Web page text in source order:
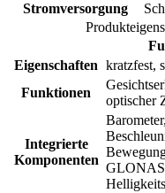
Stromversorgung
Eigenschaften kratzfest,
Funktionen
optischer
Integrierte
Komponenten